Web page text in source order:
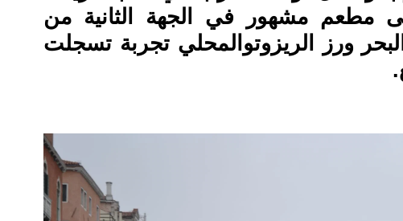
مطعم مشهور في الجهة الثانية من
البحر ورز الريزوتوالمحلي تجربة تسجلت